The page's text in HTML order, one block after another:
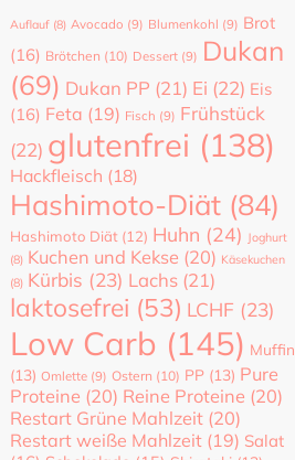
Auflauf (8) Avocado (9) Blumenkohl (9) Brot
(16) Brötchen (10) Dessert (9) Dukan
(69) Dukan PP (21) Ei (22) Eis
(16) Feta (19) Fisch (9) Frühstück
(22) glutenfrei (138)
Hackfleisch (18)
Hashimoto-Diät (84)
Hashimoto Diät (12) Huhn (24) Joghurt
(8) Kuchen und Kekse (20) Käsekuchen
(8) Kürbis (23) Lachs (21)
laktosefrei (53) LCHF (23)
Low Carb (145) Muffin
(13) Omlette (9) Ostern (10) PP (13) Pure
Proteine (20) Reine Proteine (20)
Restart Grüne Mahlzeit (20)
Restart weiße Mahlzeit (19) Salat